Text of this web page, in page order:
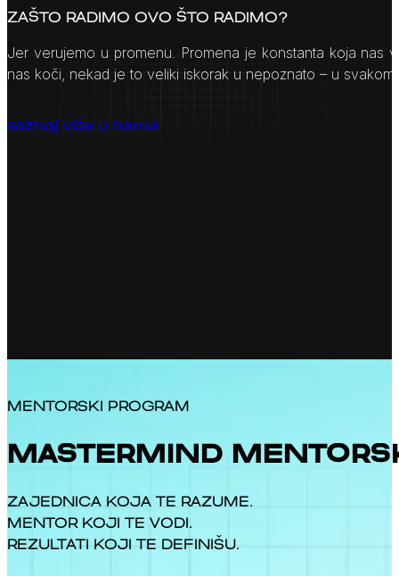
ZAŠTO RADIMO OVO ŠTO RADIMO?
Jer verujemo u promenu. Promena je konstanta koja nas
nas koči, nekad je to veliki iskorak u nepoznato – u
saznaj više o nama
MENTORSKI PROGRAM
MASTERMIND
ZAJEDNICA KOJA TE RAZUME.
MENTOR KOJI TE VODI.
REZULTATI KOJI TE DEFINIŠU.